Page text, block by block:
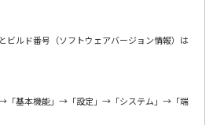
ビルド番号（ソフトウェアバージョン情報）は
→「基本機能」→「設定」→「システム」→「端